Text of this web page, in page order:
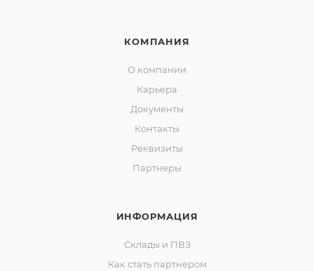
КОМПАНИЯ
О компании
Карьера
Документы
Контакты
Реквизиты
Партнеры
ИНФОРМАЦИЯ
Склады и ПВЗ
Как стать партнером